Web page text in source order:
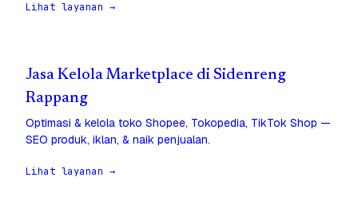
Lihat layanan →
Jasa Kelola Marketplace di Sidenreng
Rappang
Optimasi & kelola toko Shopee, Tokopedia, TikTok Shop —
SEO produk, iklan, & naik penjualan.
Lihat layanan →